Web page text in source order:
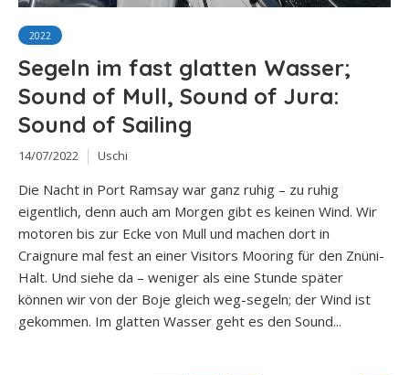
2022
Segeln im fast glatten Wasser;
Sound of Mull, Sound of Jura:
Sound of Sailing
14/07/2022 Uschi
Die Nacht in Port Ramsay war ganz ruhig – zu ruhig
eigentlich, denn auch am Morgen gibt es keinen Wind. Wir
motoren bis zur Ecke von Mull und machen dort in
Craignure mal fest an einer Visitors Mooring für den Znüni-
Halt. Und siehe da – weniger als eine Stunde später
können wir von der Boje gleich weg-segeln; der Wind ist
gekommen. Im glatten Wasser geht es den Sound...